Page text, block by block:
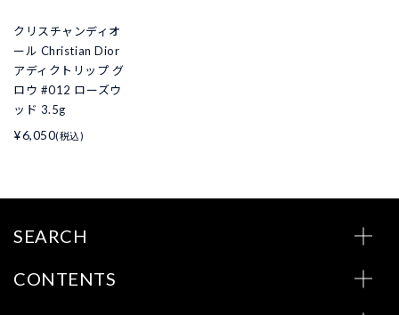
クリスチャンディオ
ール Christian Dior
アディクトリップ グ
ロウ #012 ローズウ
ッド 3.5g
¥6,050(税込)
SEARCH
CONTENTS